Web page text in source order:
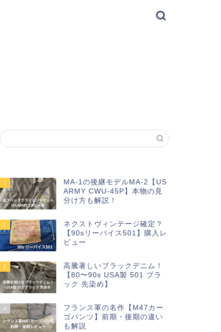
1
MA-1の後継モデルMA-2【US
ARMY CWU-45P】本物の見
分け方も解説！
2
ネクストヴィンテージ確定？
【90sリーバイス501】購入レ
ビュー
3
高騰著しいブラックデニム！
【80〜90s USA製 501 ブラ
ック 先染め】
4
フランス軍の名作【M47カー
ゴパンツ】前期・後期の違い
も解説